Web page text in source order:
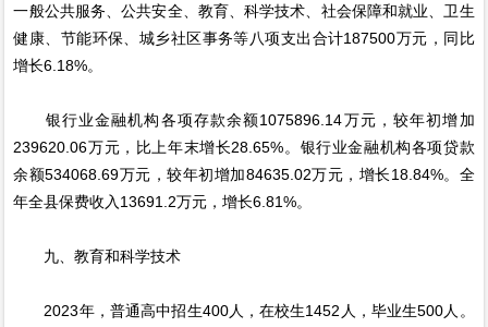
一般公共服务、公共安全、教育、科学技术、社会保障和就业、卫生
健康、节能环保、城乡社区事务等八项支出合计187500万元，同比
增长6.18%。
银行业金融机构各项存款余额1075896.14万元，较年初增加
239620.06万元，比上年末增长28.65%。银行业金融机构各项贷款
余额534068.69万元，较年初增加84635.02万元，增长18.84%。全
年全县保费收入13691.2万元，增长6.81%。
九、教育和科学技术
2023年，普通高中招生400人，在校生1452人，毕业生500人。